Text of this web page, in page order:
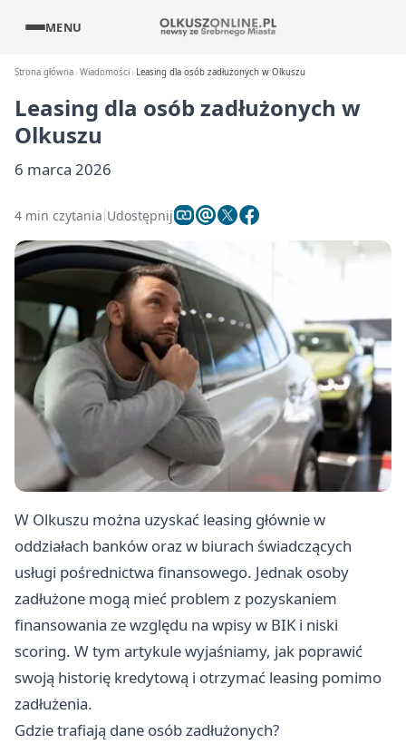
MENU
Strona główna Wiadomości Leasing dla osób zadłużonych w Olkuszu
Leasing dla osób zadłużonych w
Olkuszu
6 marca 2026
4 min czytania Udostępnij
W Olkuszu można uzyskać leasing głównie w
oddziałach banków oraz w biurach świadczących
usługi pośrednictwa finansowego. Jednak osoby
zadłużone mogą mieć problem z pozyskaniem
finansowania ze względu na wpisy w BIK i niski
scoring. W tym artykule wyjaśniamy, jak poprawić
swoją historię kredytową i otrzymać leasing pomimo
zadłużenia.
Gdzie trafiają dane osób zadłużonych?